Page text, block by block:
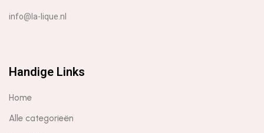
info@la-lique.nl
Handige Links
Home
Alle categorieën